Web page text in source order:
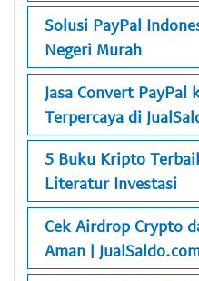
Solusi PayPal
Negeri Murah
Jasa Convert PayPal
Terpercaya di
5 Buku Kripto
Literatur Investasi
Cek Airdrop Crypto
Aman |